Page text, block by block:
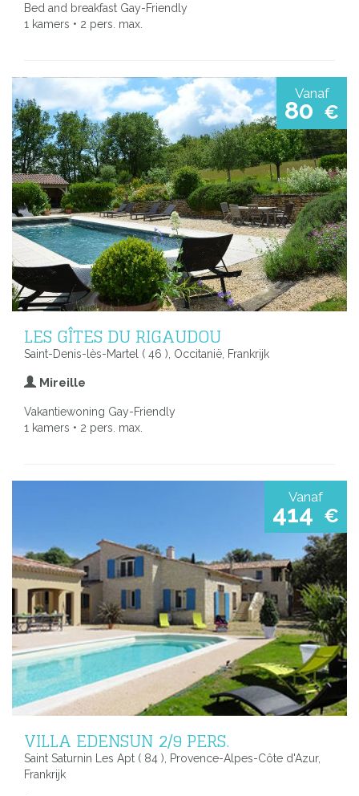
Bed and breakfast Gay-Friendly
1 kamers • 2 pers. max.
Vanaf
80 €
LES GÎTES DU RIGAUDOU
Saint-Denis-lès-Martel ( 46 ), Occitanië, Frankrijk
Mireille
Vakantiewoning Gay-Friendly
1 kamers • 2 pers. max.
Vanaf
414 €
VILLA EDENSUN 2/9 PERS.
Saint Saturnin Les Apt ( 84 ), Provence-Alpes-Côte d'Azur,
Frankrijk